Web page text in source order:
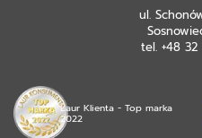
ul.
tel. +48
Laur Klienta - Top marka
2022